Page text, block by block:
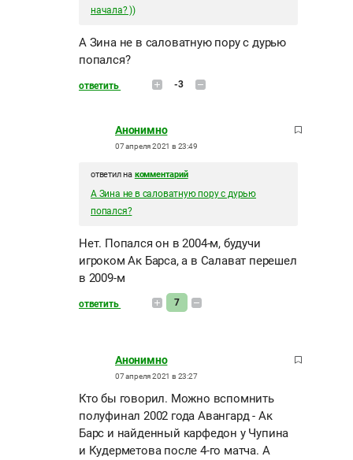
начала? ))
А Зина не в саловатную пору с дурью
попался?
ответить -3
Анонимно
07 апреля 2021 в 23:49
ответил на комментарий
А Зина не в саловатную пору с дурью
попался?
Нет. Попался он в 2004-м, будучи
игроком Ак Барса, а в Салават перешел
в 2009-м
ответить 7
Анонимно
07 апреля 2021 в 23:27
Кто бы говорил. Можно вспомнить
полуфинал 2002 года Авангард - Ак
Барс и найденный карфедон у Чупина
и Кудерметова после 4-го матча. А